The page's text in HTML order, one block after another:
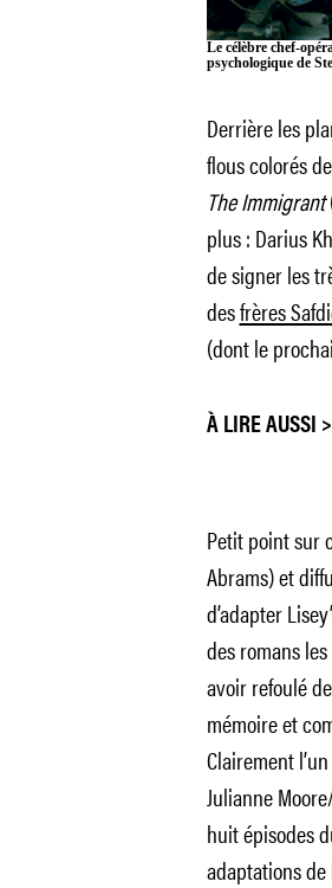
Le célèbre chef-
psychologique de
Derrière les
flous colorés de
The Immigrant
plus : Darius
de signer les
desfrères
(dont le
À LIRE AUSSI
Petit point sur
Abrams) et
d’adapter
des romans
avoir refoulé
mémoire et
Clairement
Julianne
huit épisodes
adaptations de